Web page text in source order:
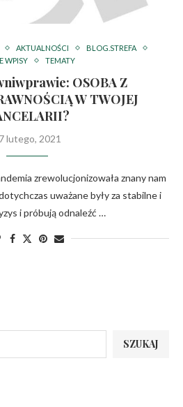
AKTUALNOŚCI
BLOG.STREFA
WPISY
TEMATY
OSOBA Z
W TWOJEJ
lutego, 2021
zrewolucjonizowała znany nam
uważane były za stabilne i
i próbują odnaleźć …
SZUKAJ